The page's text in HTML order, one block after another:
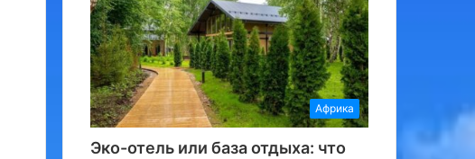
Африка
Эко-отель или база отдыха: что